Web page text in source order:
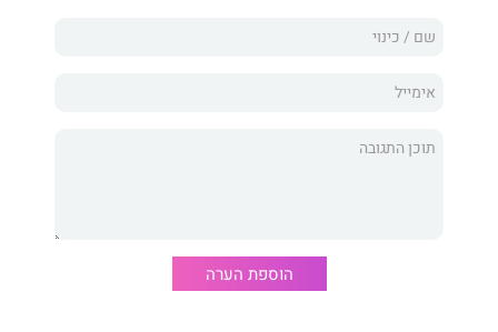
בשנות חיי.
החיים שלי כרוכים ושלובים לבלי הפרד בזמר העברי, ועל כן לצד
האגורפוביה חשוב לי מאוד לספר גם עליו.
וחשיפה, הישגים, ההבדל בין חיצוניות ופנימיות, אני כיוצר וצורך תרבות
הוספת הערה